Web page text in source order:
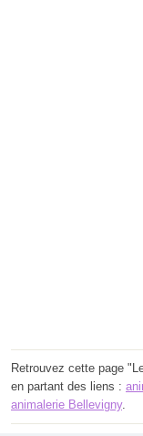
Retrouvez cette page
en partant des liens :
animalerie Bellevigny.